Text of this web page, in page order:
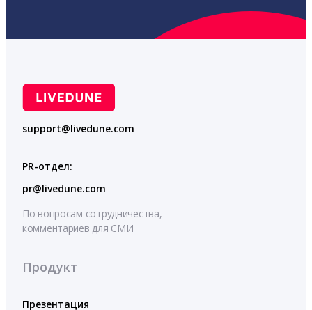
support@livedune.com
PR-отдел:
pr@livedune.com
По вопросам сотрудничества,
комментариев для СМИ
Продукт
Презентация